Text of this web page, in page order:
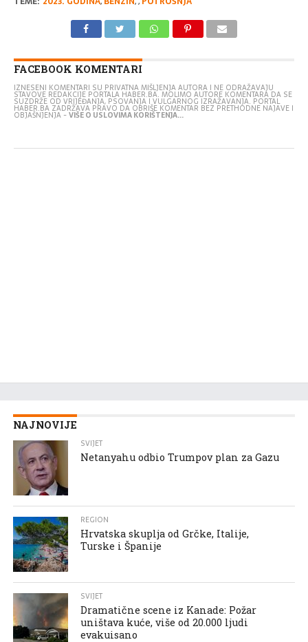
FACEBOOK KOMENTARI
IZNESENI KOMENTARI SU PRIVATNA MIŠLJENJA AUTORA I NE ODRAŽAVAJU
STAVOVE REDAKCIJE PORTALA HABER.BA. MOLIMO AUTORE KOMENTARA DA SE
SUZDRŽE OD VRIJEĐANJA, PSOVANJA I VULGARNOG IZRAŽAVANJA. PORTAL
HABER.BA ZADRŽAVA PRAVO DA OBRIŠE KOMENTAR BEZ PRETHODNE NAJAVE I
OBJAŠNJENJA -VIŠE O USLOVIMA KORIŠTENJA...
NAJNOVIJE
SVIJET
Netanyahu odbio Trumpov plan za Gazu
REGION
Hrvatska skuplja od Grčke, Italije,
Turske i Španije
SVIJET
Dramatične scene iz Kanade: Požar
uništava kuće, više od 20.000 ljudi
evakuisano